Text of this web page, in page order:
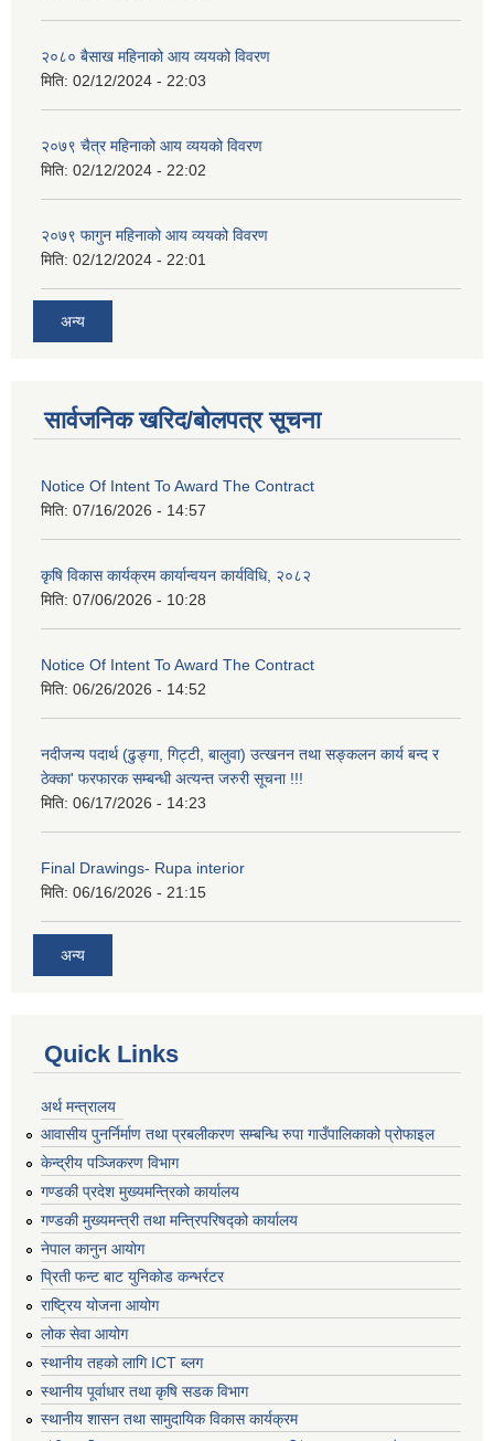
२०८० बैसाख महिनाको आय व्ययको विवरण
मिति: 02/12/2024 - 22:03
२०७९ चैत्र महिनाको आय व्ययको विवरण
मिति: 02/12/2024 - 22:02
२०७९ फागुन महिनाको आय व्ययको विवरण
मिति: 02/12/2024 - 22:01
अन्य
सार्वजनिक खरिद/बोलपत्र सूचना
Notice Of Intent To Award The Contract
मिति: 07/16/2026 - 14:57
कृषि विकास कार्यक्रम कार्यान्वयन कार्यविधि, २०८२
मिति: 07/06/2026 - 10:28
Notice Of Intent To Award The Contract
मिति: 06/26/2026 - 14:52
नदीजन्य पदार्थ (ढुङ्गा, गिट्टी, बालुवा) उत्खनन तथा सङ्कलन कार्य बन्द र
ठेक्का' फरफारक सम्बन्धी अत्यन्त जरुरी सूचना !!!
मिति: 06/17/2026 - 14:23
Final Drawings- Rupa interior
मिति: 06/16/2026 - 21:15
अन्य
Quick Links
अर्थ मन्त्रालय
आवासीय पुनर्निर्माण तथा प्रबलीकरण सम्बन्धि रुपा गाउँपालिकाको प्रोफाइल
केन्द्रीय पञ्जिकरण विभाग
गण्डकी प्रदेश मुख्यमन्त्रिको कार्यालय
गण्डकी मुख्यमन्त्री तथा मन्त्रिपरिषद्को कार्यालय
नेपाल कानुन आयोग
प्रिती फन्ट बाट युनिकोड कन्भर्रटर
राष्ट्रिय योजना आयोग
लोक सेवा आयोग
स्थानीय तहको लागि ICT ब्लग
स्थानीय पूर्वाधार तथा कृषि सडक विभाग
स्थानीय शासन तथा सामुदायिक विकास कार्यक्रम